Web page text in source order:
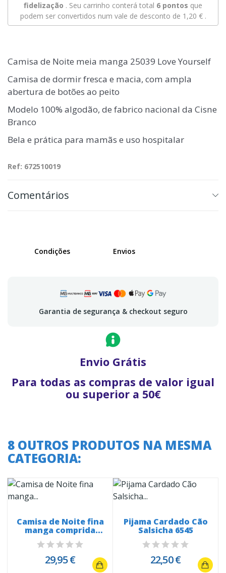
fidelização . Seu carrinho conterá total 6 pontos que
podem ser convertidos num vale de desconto de 1,20 €.
Camisa de Noite meia manga 25039 Love Yourself
Camisa de dormir fresca e macia, com ampla
abertura de botões ao peito
Modelo 100% algodão, de fabrico nacional da Cisne
Branco
Bela e prática para mamãs e uso hospitalar
Ref: 672510019
Comentários
Condições Envios
Garantia de segurança & checkout seguro
Envio Grátis
Para todas as compras de valor igual
ou superior a 50€
8 OUTROS PRODUTOS NA MESMA
CATEGORIA:
Camisa de Noite fina
manga comprida
6538...
29,95 €
Pijama Cardado Cão
Salsicha 6545
22,50 €